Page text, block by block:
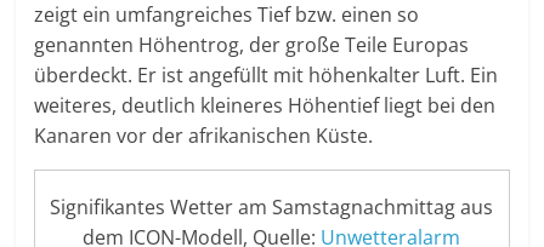
zeigt ein umfangreiches Tief bzw. einen so
genannten Höhentrog, der große Teile Europas
überdeckt. Er ist angefüllt mit höhenkalter Luft. Ein
weiteres, deutlich kleineres Höhentief liegt bei den
Kanaren vor der afrikanischen Küste.
Signifikantes Wetter am Samstagnachmittag aus
dem ICON-Modell, Quelle: Unwetteralarm